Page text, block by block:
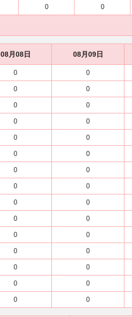
0 0
08月08日 08月09日
0 0
0 0
0 0
0 0
0 0
0 0
0 0
0 0
0 0
0 0
0 0
0 0
0 0
0 0
0 0